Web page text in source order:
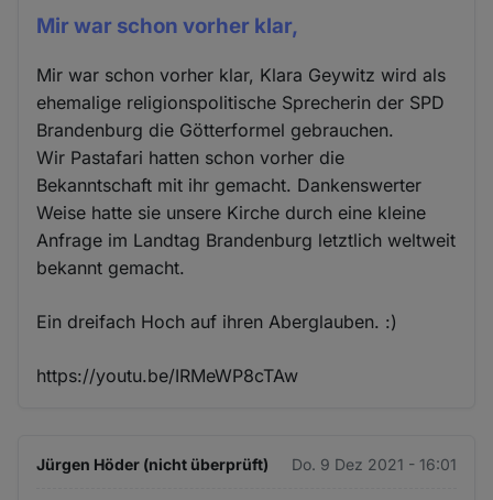
Mir war schon vorher klar,
Mir war schon vorher klar, Klara Geywitz wird als
ehemalige religionspolitische Sprecherin der SPD
Brandenburg die Götterformel gebrauchen.
Wir Pastafari hatten schon vorher die
Bekanntschaft mit ihr gemacht. Dankenswerter
Weise hatte sie unsere Kirche durch eine kleine
Anfrage im Landtag Brandenburg letztlich weltweit
bekannt gemacht.
Ein dreifach Hoch auf ihren Aberglauben. :)
https://youtu.be/IRMeWP8cTAw
Jürgen Höder (nicht überprüft) Do. 9 Dez 2021 - 16:01